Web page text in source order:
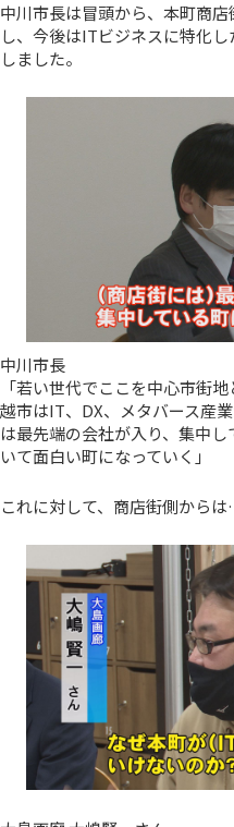
中川市長は冒頭から、本町商
し、今後はITビジネスに特化
しました。
中川市長
「若い世代でここを中心市街
越市はIT、DX、メタバース産
は最先端の会社が入り、集中
いて面白い町になっていく」
これに対して、商店街側から